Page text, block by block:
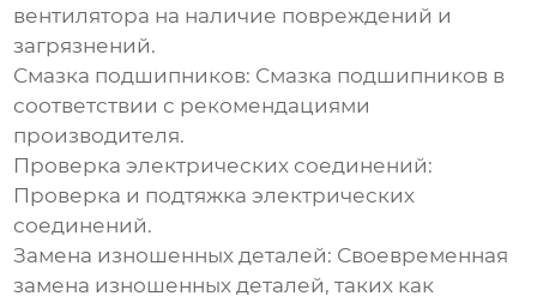
вентилятора на наличие повреждений и
загрязнений.
Смазка подшипников: Смазка подшипников в
соответствии с рекомендациями
производителя.
Проверка электрических соединений:
Проверка и подтяжка электрических
соединений.
Замена изношенных деталей: Своевременная
замена изношенных деталей, таких как